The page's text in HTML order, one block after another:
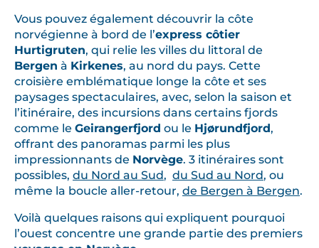
Vous pouvez également découvrir la côte
norvégienne à bord de l’express côtier
Hurtigruten, qui relie les villes du littoral de
Bergen à Kirkenes, au nord du pays. Cette
croisière emblématique longe la côte et ses
paysages spectaculaires, avec, selon la saison et
l’itinéraire, des incursions dans certains fjords
comme le Geirangerfjord ou le Hjørundfjord,
offrant des panoramas parmi les plus
impressionnants de Norvège. 3 itinéraires sont
possibles, du Nord au Sud, du Sud au Nord, ou
même la boucle aller-retour, de Bergen à Bergen.
Voilà quelques raisons qui expliquent pourquoi
l’ouest concentre une grande partie des premiers